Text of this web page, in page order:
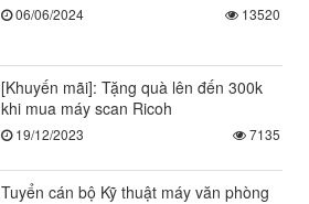
06/06/2024 13520
[Khuyến mãi]: Tặng quà lên đến 300k
khi mua máy scan Ricoh
19/12/2023 7135
Tuyển cán bộ Kỹ thuật máy văn phòng